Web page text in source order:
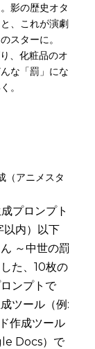
影の歴史オタ
、これが演劇
スターに。
、化粧品のオ
な「罰」にな
。
（アニメスタ
プロンプト
以内）以下
～中世の罰
た、10枚の
ンプトで
ツール（例:
作成ツール
Docs）で